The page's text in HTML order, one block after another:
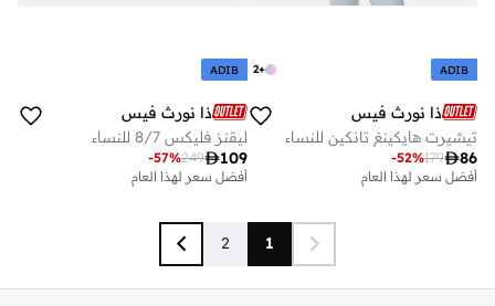
+
2 ADIB
ذا نورث فيس
تيشيرت هايكينغ تانكين للنساء
86
179
-52%
أفضل سعر لهذا العام
ADIB
ذا نورث فيس
ليقنز فليكس 8/7 للنساء
109
249
-57%
أفضل سعر لهذا العام
1
2